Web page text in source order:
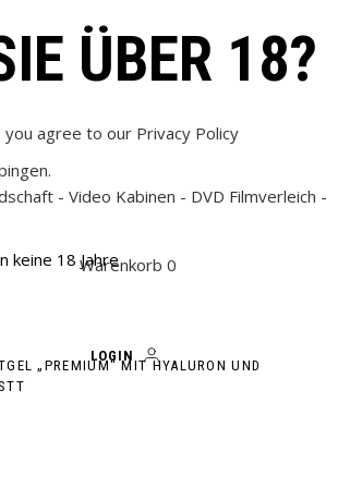
ÜBER 18?
agree to our Privacy Policy
- Video Kabinen - DVD Filmverleich -
keine 18 JahreWarenkorb 0
LOGIN
„PREMIUM“ MIT HYALURON UND